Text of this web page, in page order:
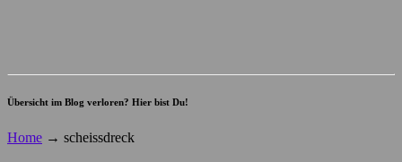
Übersicht im Blog verloren? Hier bist Du!
Home → scheissdreck